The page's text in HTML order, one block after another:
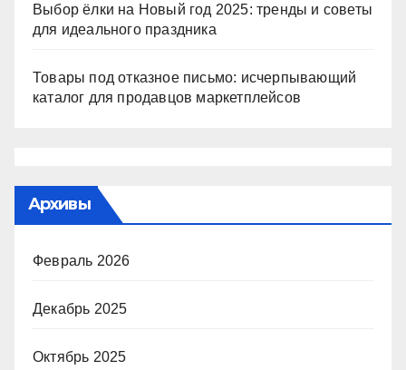
Выбор ёлки на Новый год 2025: тренды и советы
для идеального праздника
Товары под отказное письмо: исчерпывающий
каталог для продавцов маркетплейсов
Архивы
Февраль 2026
Декабрь 2025
Октябрь 2025